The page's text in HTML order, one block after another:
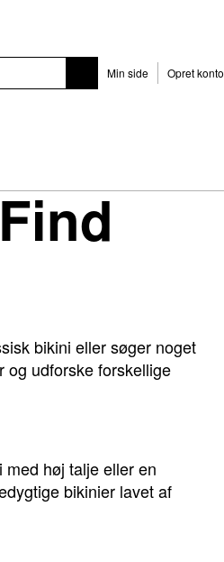
Min side Opret konto
bikini eller søger noget
og udforske forskellige
høj talje eller en
bikinier lavet af